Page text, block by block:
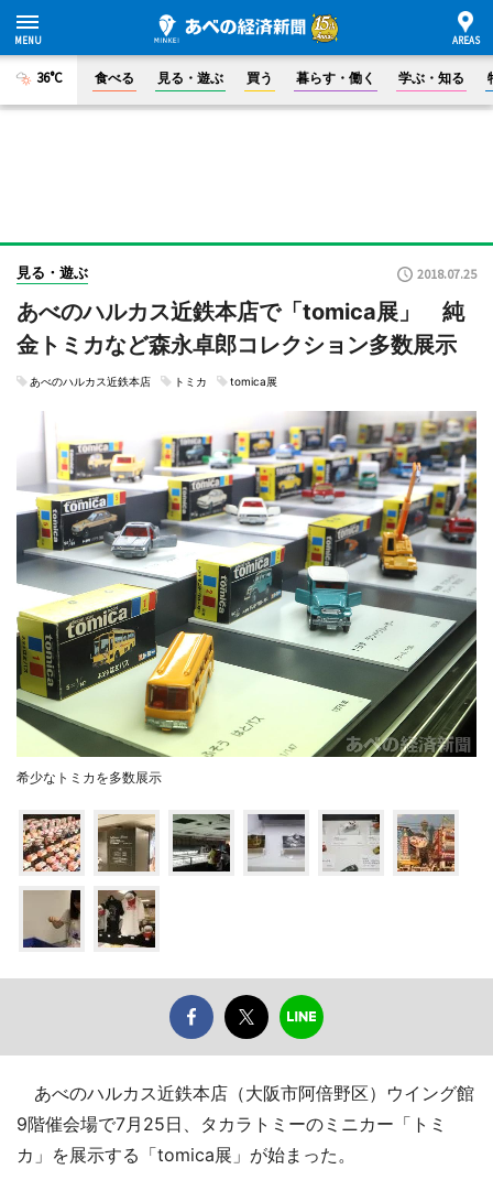
36°C 食べる 見る・遊ぶ 買う 暮らす・働く 学ぶ・知る
見る・遊ぶ 2018.07.25
あべのハルカス近鉄本店で「tomica展」 純
金トミカなど森永卓郎コレクション多数展示
あべのハルカス近鉄本店 トミカ tomica展
希少なトミカを多数展示
あべのハルカス近鉄本店（大阪市阿倍野区）ウイング館
9階催会場で7月25日、タカラトミーのミニカー「トミ
カ」を展示する「tomica展」が始まった。